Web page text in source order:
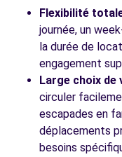
MASSY, FR-91,
Voir l'agence
Voir
Flexibilité
journée, un
la durée de
engagement
Large choix de
circuler
escapades en
déplacements
besoins